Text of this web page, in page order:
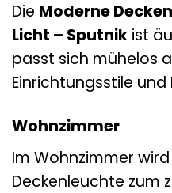
Die Moderne
Licht – Sputnik ist
passt sich mühelos
Einrichtungsstile
Wohnzimmer
Im Wohnzimmer
Deckenleuchte zum